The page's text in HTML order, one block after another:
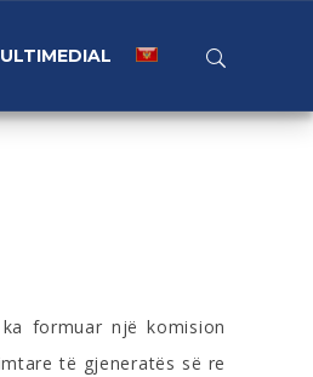
formuar një komision
të gjeneratës së re